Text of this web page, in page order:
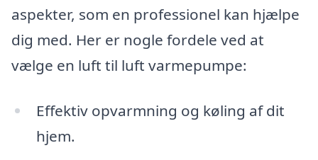
aspekter, som en professionel kan hjælpe
dig med. Her er nogle fordele ved at
vælge en luft til luft varmepumpe:
Effektiv opvarmning og køling af dit
hjem.